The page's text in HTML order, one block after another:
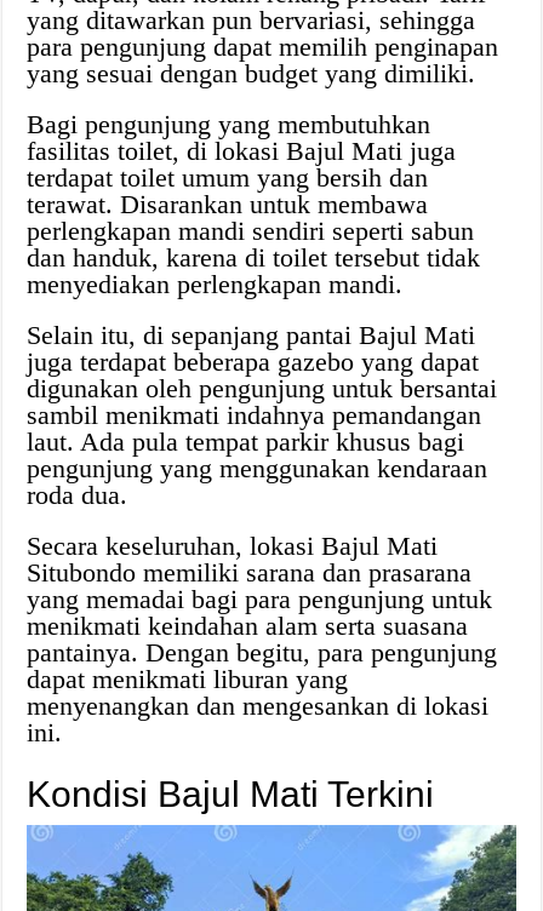
yang ditawarkan pun bervariasi, sehingga
para pengunjung dapat memilih penginapan
yang sesuai dengan budget yang dimiliki.
Bagi pengunjung yang membutuhkan
fasilitas toilet, di lokasi Bajul Mati juga
terdapat toilet umum yang bersih dan
terawat. Disarankan untuk membawa
perlengkapan mandi sendiri seperti sabun
dan handuk, karena di toilet tersebut tidak
menyediakan perlengkapan mandi.
Selain itu, di sepanjang pantai Bajul Mati
juga terdapat beberapa gazebo yang dapat
digunakan oleh pengunjung untuk bersantai
sambil menikmati indahnya pemandangan
laut. Ada pula tempat parkir khusus bagi
pengunjung yang menggunakan kendaraan
roda dua.
Secara keseluruhan, lokasi Bajul Mati
Situbondo memiliki sarana dan prasarana
yang memadai bagi para pengunjung untuk
menikmati keindahan alam serta suasana
pantainya. Dengan begitu, para pengunjung
dapat menikmati liburan yang
menyenangkan dan mengesankan di lokasi
ini.
Kondisi Bajul Mati Terkini